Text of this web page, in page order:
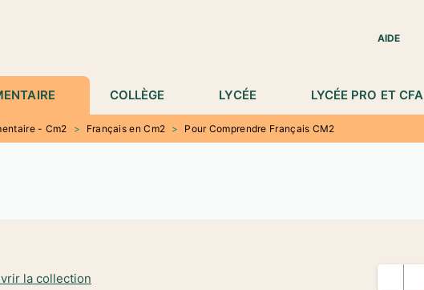
AIDE
COLLÈGE LYCÉE LYCÉE PRO ET CFA
- Cm2 > Français en Cm2 > Pour Comprendre Français CM2
la collection